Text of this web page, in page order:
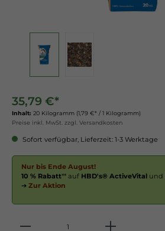
35,79 €*
Inhalt: 20 Kilogramm (1,79 €* / 1 Kilogramm)
Preise inkl. MwSt. zzgl. Versandkosten
Sofort verfügbar, Lieferzeit: 1-3 Werktage
Nur bis Ende August!
10 % Rabatt** auf HBD's® ActiveVital und
➔ Zur Aktion